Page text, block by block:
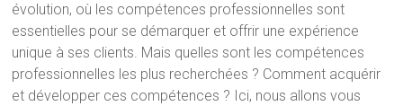
évolution, où les compétences professionnelles sont
essentielles pour se démarquer et offrir une expérience
unique à ses clients. Mais quelles sont les compétences
professionnelles les plus recherchées ? Comment acquérir
et développer ces compétences ? Ici, nous allons vous